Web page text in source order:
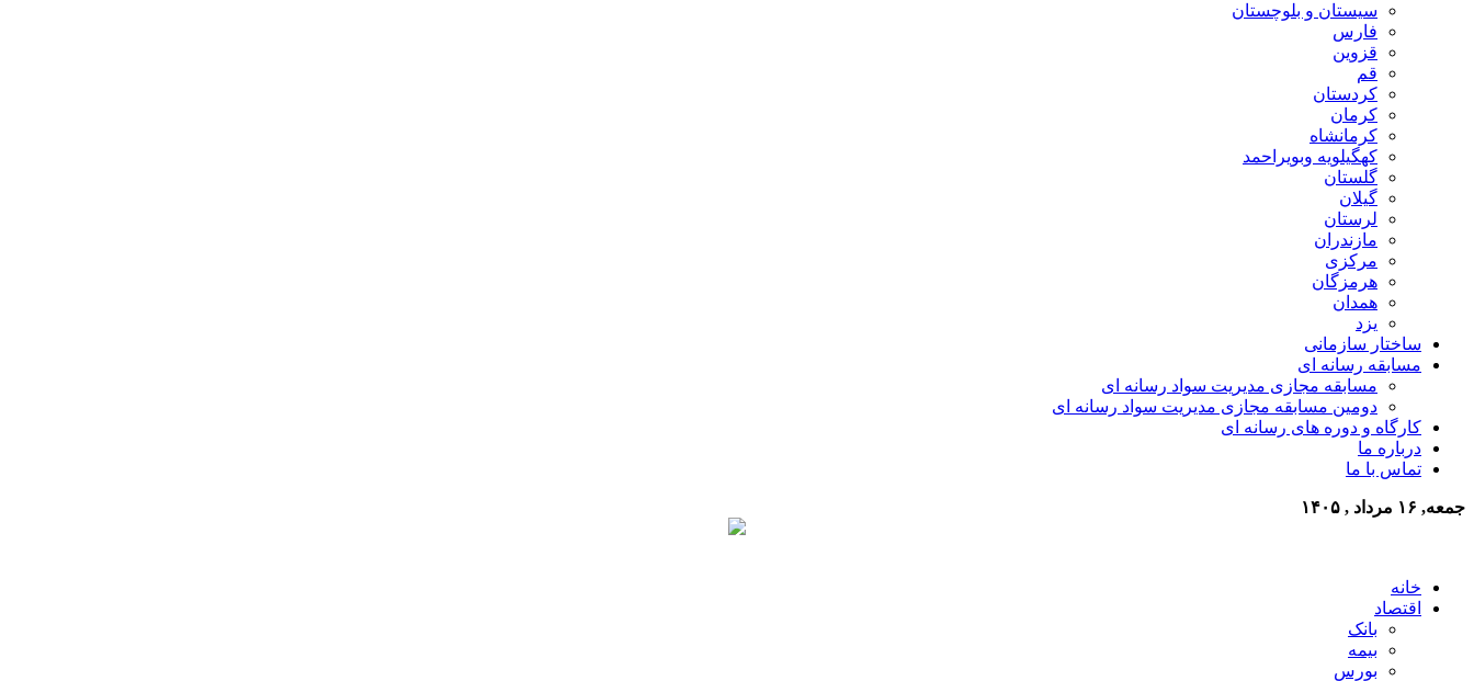
سیستان و بلوچستان
فارس
قزوین
قم
کردستان
کرمان
کرمانشاه
کهگیلویه وبویراحمد
گلستان
گیلان
لرستان
مازندران
مرکزی
هرمزگان
همدان
یزد
ساختار سازمانی
مسابقه رسانه ای
مسابقه مجازی مدیریت سواد رسانه ای
دومین مسابقه مجازی مدیریت سواد رسانه ای
کارگاه و دوره های رسانه ای
درباره ما
تماس با ما
جمعه, ۱۶ مرداد , ۱۴۰۵
خانه
اقتصاد
بانک
بیمه
بورس